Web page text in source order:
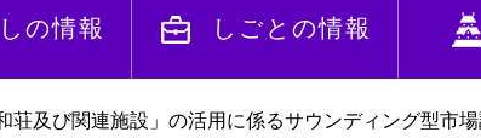
の情報 しごとの情報
荘及び関連施設」の活用に係るサウンディング型市